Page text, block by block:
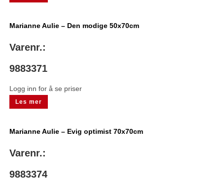
Marianne Aulie – Den modige 50x70cm
Varenr.:
9883371
Logg inn for å se priser
Les mer
Marianne Aulie – Evig optimist 70x70cm
Varenr.:
9883374